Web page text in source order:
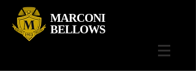
MARCONI
BELLOWS